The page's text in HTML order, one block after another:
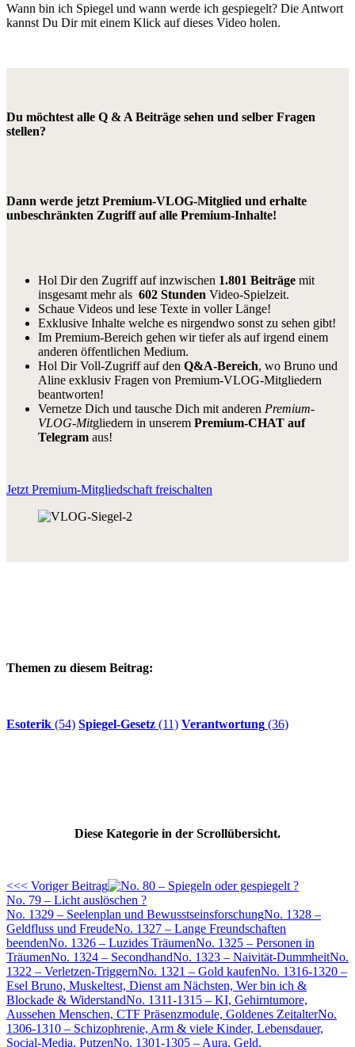
Wann bin ich Spiegel und wann werde ich gespiegelt? Die Antwort
kannst Du Dir mit einem Klick auf dieses Video holen.
Du möchtest alle Q & A Beiträge sehen und selber Fragen
stellen?
Dann werde jetzt Premium-VLOG-Mitglied und erhalte
unbeschränkten Zugriff auf alle Premium-Inhalte!
Hol Dir den Zugriff auf inzwischen 1.801 Beiträge mit
insgesamt mehr als 602 Stunden Video-Spielzeit.
Schaue Videos und lese Texte in voller Länge!
Exklusive Inhalte welche es nirgendwo sonst zu sehen gibt!
Im Premium-Bereich gehen wir tiefer als auf irgend einem
anderen öffentlichen Medium.
Hol Dir Voll-Zugriff auf den Q&A-Bereich, wo Bruno und
Aline exklusiv Fragen von Premium-VLOG-Mitgliedern
beantworten!
Vernetze Dich und tausche Dich mit anderen Premium-
VLOG-Mitgliedern in unserem Premium-CHAT auf
Telegram aus!
Jetzt Premium-Mitgliedschaft freischalten
Themen zu diesem Beitrag:
Esoterik (54) Spiegel-Gesetz (11) Verantwortung (36)
Diese Kategorie in der Scrollübersicht.
<<< Voriger Beitrag
No. 79 – Licht auslöschen ?
No. 1329 – Seelenplan und BewusstseinsforschungNo. 1328 –
Geldfluss und FreudeNo. 1327 – Lange Freundschaften
beendenNo. 1326 – Luzides TräumenNo. 1325 – Personen in
TräumenNo. 1324 – SecondhandNo. 1323 – Naivität-DummheitNo.
1322 – Verletzen-TriggernNo. 1321 – Gold kaufenNo. 1316-1320 –
Esel Bruno, Muskeltest, Dienst am Nächsten, Wer bin ich &
Blockade & WiderstandNo. 1311-1315 – KI, Gehirntumore,
Aussehen Menschen, CTF Präsenzmodule, Goldenes ZeitalterNo.
1306-1310 – Schizophrenie, Arm & viele Kinder, Lebensdauer,
Social-Media, PutzenNo. 1301-1305 – Aura, Geld,